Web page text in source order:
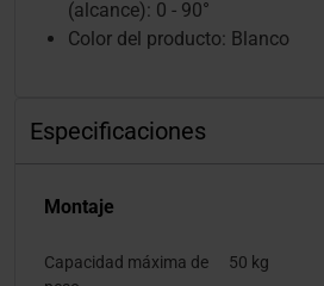
(alcance): 0 - 90°
Color del producto: Blanco
Especificaciones
Montaje
Capacidad máxima de
50 kg